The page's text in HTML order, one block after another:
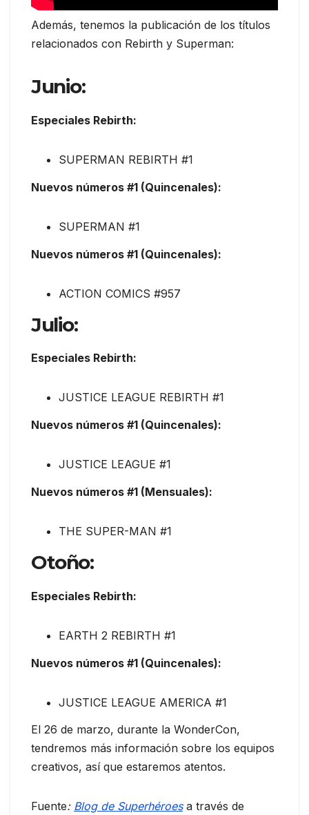
Además, tenemos la publicación de los títulos
relacionados con Rebirth y Superman:
Junio:
Especiales Rebirth:
SUPERMAN REBIRTH #1
Nuevos números #1 (Quincenales):
SUPERMAN #1
Nuevos números #1 (Quincenales):
ACTION COMICS #957
Julio:
Especiales Rebirth:
JUSTICE LEAGUE REBIRTH #1
Nuevos números #1 (Quincenales):
JUSTICE LEAGUE #1
Nuevos números #1 (Mensuales):
THE SUPER-MAN #1
Otoño:
Especiales Rebirth:
EARTH 2 REBIRTH #1
Nuevos números #1 (Quincenales):
JUSTICE LEAGUE AMERICA #1
El 26 de marzo, durante la WonderCon,
tendremos más información sobre los equipos
creativos, así que estaremos atentos.
Fuente: Blog de Superhéroes a través de